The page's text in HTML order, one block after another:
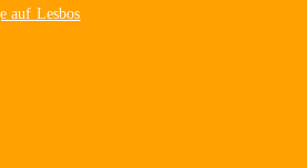
auf Lesbos